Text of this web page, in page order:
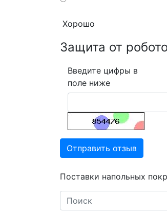
Хорошо
Защита от
Введите цифры в
поле ниже
Отправить отзыв
Поставки напольных
Search